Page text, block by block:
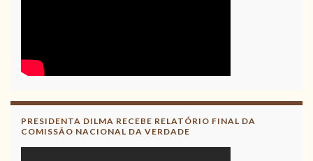
PRESIDENTA DILMA RECEBE RELATÓRIO FINAL DA
COMISSÃO NACIONAL DA VERDADE